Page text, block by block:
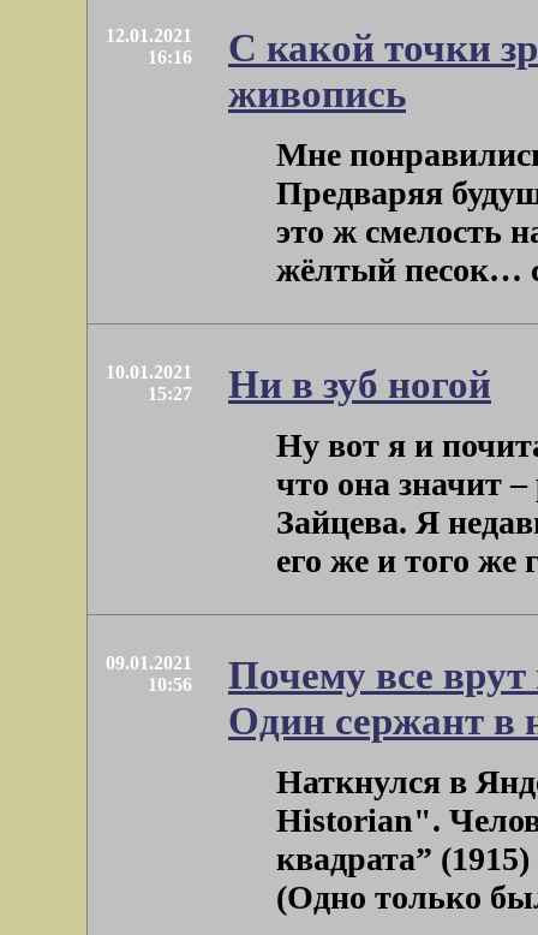
12.01.2021
16:16
С какой точки
живопись
Мне
Предваряя
это ж смелость
жёлтый песок…
10.01.2021
15:27
Ни в зуб ногой
Ну вот я и
что она значит
Зайцева. Я
его же и того же
09.01.2021
10:56
Почему все
Один сержант в
Наткнулся в
Historian".
квадрата”
(Одно только